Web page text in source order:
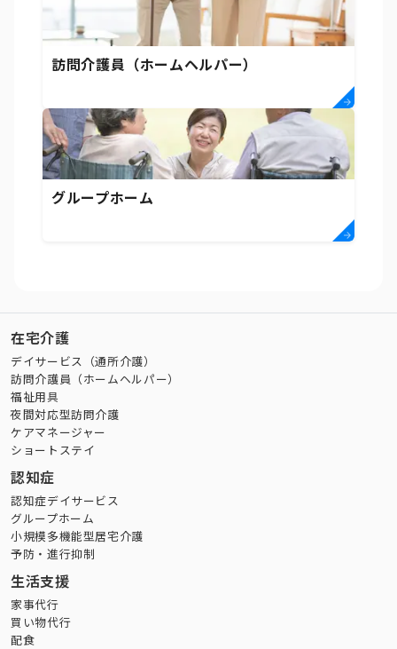
訪問介護員（ホームヘルパー）
グループホーム
在宅介護
デイサービス（通所介護）
訪問介護員（ホームヘルパー）
福祉用具
夜間対応型訪問介護
ケアマネージャー
ショートステイ
認知症
認知症デイサービス
グループホーム
小規模多機能型居宅介護
予防・進行抑制
生活支援
家事代行
買い物代行
配食